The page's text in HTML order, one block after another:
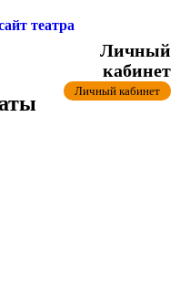
театра
Личный
кабинет
Личный кабинет